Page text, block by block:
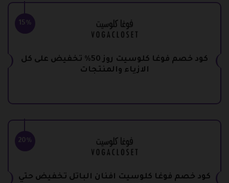
15%
كود خصم فوغا كلوسيت روز 50% تخفيض على كل
الازياء والمنتجات
20%
كود خصم فوغا كلوسيت افنان الباتل تخفيض حتي